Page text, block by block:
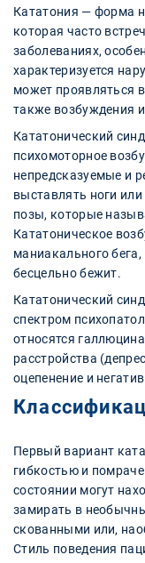
Кататония — форма
которая часто
заболеваниях,
характеризуется
может проявляться
также возбуждения
Кататонический
психомоторное
непредсказуемые и
выставлять ноги
позы, которые
Кататоническое
маниакального
бесцельно бежит.
Кататонический
спектром
относятся
расстройства
оцепенение и
Первый вариант
гибкостью и
состоянии могут
замирать в
скованными или,
Стиль поведения